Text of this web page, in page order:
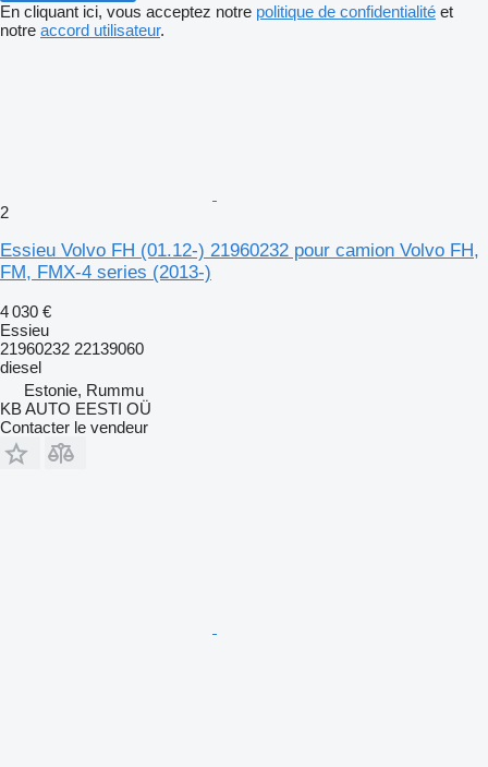
En cliquant ici, vous acceptez notre politique de confidentialité et
notre accord utilisateur.
2
Essieu Volvo FH (01.12-) 21960232 pour camion Volvo FH,
FM, FMX-4 series (2013-)
4 030 €
Essieu
21960232 22139060
diesel
Estonie, Rummu
KB AUTO EESTI OÜ
Contacter le vendeur